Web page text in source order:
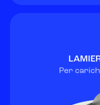
Per